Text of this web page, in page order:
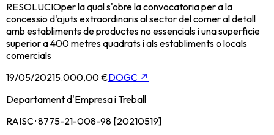
RESOLUCIOper la qual s'obre la convocatoria per a la
concessio d'ajuts extraordinaris al sector del comer al detall
amb establiments de productes no essencials i una superficie
superior a 400 metres quadrats i als establiments o locals
comercials
19/05/20215.000,00 €DOGC ↗
Departament d'Empresa i Treball
RAISC · 8775-21-008-98 [20210519]